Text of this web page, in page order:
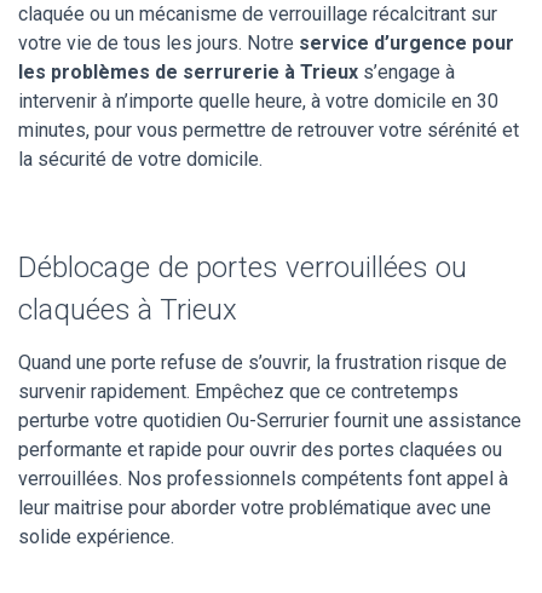
claquée ou un mécanisme de verrouillage récalcitrant sur
votre vie de tous les jours. Notre service d’urgence pour
les problèmes de serrurerie à Trieux s’engage à
intervenir à n’importe quelle heure, à votre domicile en 30
minutes, pour vous permettre de retrouver votre sérénité et
la sécurité de votre domicile.
Déblocage de portes verrouillées ou
claquées à Trieux
Quand une porte refuse de s’ouvrir, la frustration risque de
survenir rapidement. Empêchez que ce contretemps
perturbe votre quotidien Ou-Serrurier fournit une assistance
performante et rapide pour ouvrir des portes claquées ou
verrouillées. Nos professionnels compétents font appel à
leur maitrise pour aborder votre problématique avec une
solide expérience.